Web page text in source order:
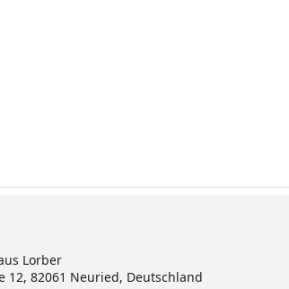
Lorber
12, 82061 Neuried, Deutschland